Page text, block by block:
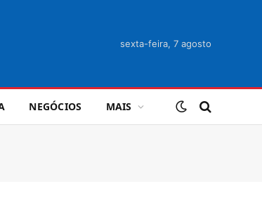
sexta-feira, 7 agosto
NEGÓCIOS MAIS